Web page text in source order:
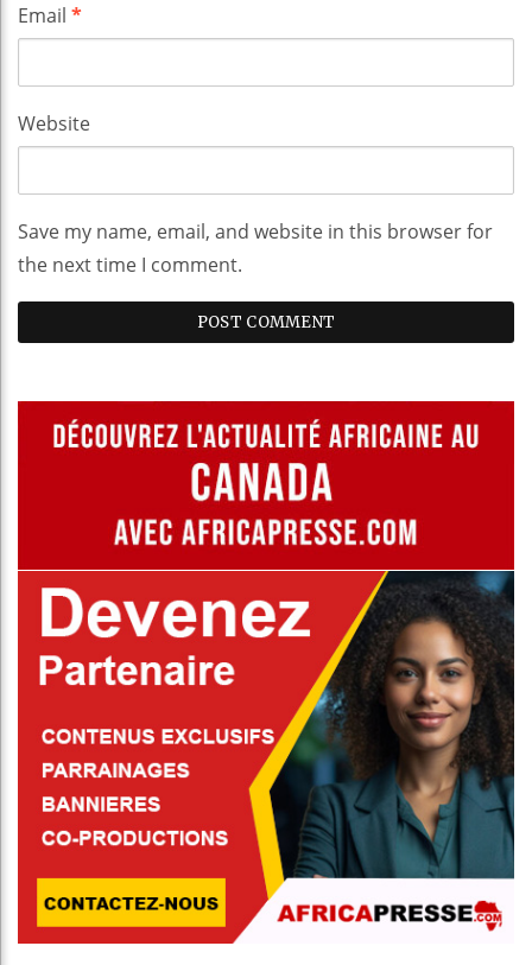
Email *
Website
Save my name, email, and website in this browser for
the next time I comment.